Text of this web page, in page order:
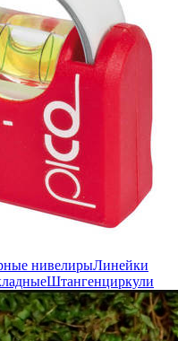
нивелирыЛинейки
Штангенциркули